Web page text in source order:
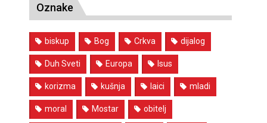
Oznake
biskup Bog Crkva dijalog
Duh Sveti Europa Isus
korizma kušnja laici mladi
moral Mostar obitelj